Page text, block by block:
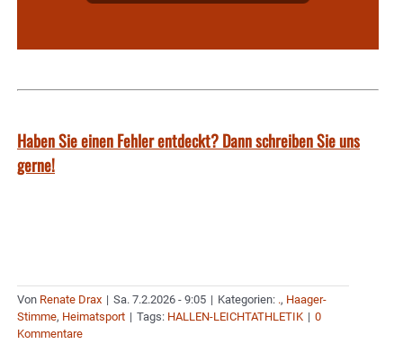
Haben Sie einen Fehler entdeckt? Dann schreiben Sie uns
gerne!
Von Renate Drax | Sa. 7.2.2026 - 9:05 | Kategorien: ., Haager-
Stimme, Heimatsport | Tags: HALLEN-LEICHTATHLETIK | 0
Kommentare